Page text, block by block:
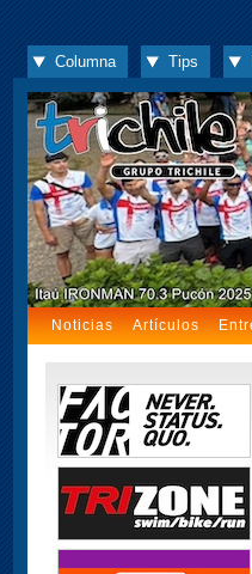
Columna Tips
Noticias Artículos